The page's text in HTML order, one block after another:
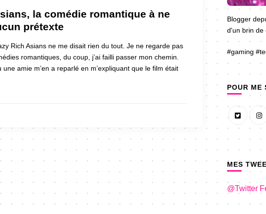
la comédie romantique à ne
prétexte
Rich Asians ne me disait rien du tout. Je ne regarde pas
romantiques, du coup, j’ai failli passer mon chemin.
une amie m’en a reparlé en m’expliquant que le film était
Blogger
d'un brin de
#gaming
POUR ME
MES
@Twitter